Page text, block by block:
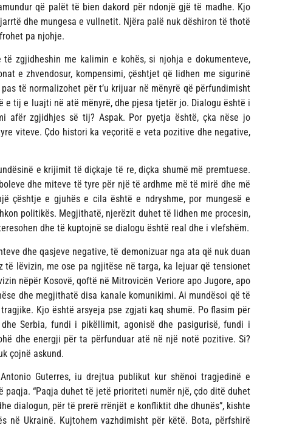
që palët të bien dakord për ndonjë gjë të madhe. Kjo
dhe mungesa e vullnetit. Njëra palë nuk dëshiron të thotë
pa njohje.
zgjidheshin me kalimin e kohës, si njohja e dokumenteve,
e zhvendosur, kompensimi, çështjet që lidhen me sigurinë
të normalizohet për t’u krijuar në mënyrë që përfundimisht
tij e luajti në atë mënyrë, dhe pjesa tjetër jo. Dialogu është i
afër zgjidhjes së tij? Aspak. Por pyetja është, çka nëse jo
viteve. Çdo histori ka veçoritë e veta pozitive dhe negative,
e krijimit të diçkaje të re, diçka shumë më premtuese.
dhe miteve të tyre për një të ardhme më të mirë dhe më
çështje e gjuhës e cila është e ndryshme, por mungesë e
politikës. Megjithatë, njerëzit duhet të lidhen me procesin,
dhe të kuptojnë se dialogu është real dhe i vlefshëm.
dhe qasjeve negative, të demonizuar nga ata që nuk duan
lëvizin, me ose pa ngjitëse në targa, ka lejuar që tensionet
nëpër Kosovë, qoftë në Mitrovicën Veriore apo Jugore, apo
dhe megjithatë disa kanale komunikimi. Ai mundësoi që të
Kjo është arsyeja pse zgjati kaq shumë. Po flasim për
Serbia, fundi i pikëllimit, agonisë dhe pasigurisë, fundi i
dhe energji për ta përfunduar atë në një notë pozitive. Si?
çojnë askund.
Guterres, iu drejtua publikut kur shënoi tragjedinë e
paqja. “Paqja duhet të jetë prioriteti numër një, çdo ditë duhet
dialogun, për të prerë rrënjët e konfliktit dhe dhunës”, kishte
Ukrainë. Kujtohem vazhdimisht për këtë. Bota, përfshirë